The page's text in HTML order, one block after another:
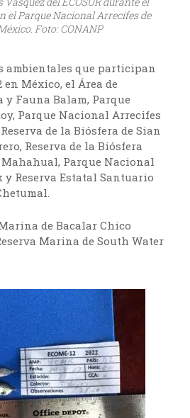
el Parque Nacional Arrecifes de
Foto: CONANP
ambientales que participan
en México, el Área de
y Fauna Balam, Parque
Parque Nacional Arrecifes
de la Biósfera de Sian
Reserva de la Biósfera
Parque Nacional
y Reserva Estatal Santuario
de Bacalar Chico
Marina de South Water